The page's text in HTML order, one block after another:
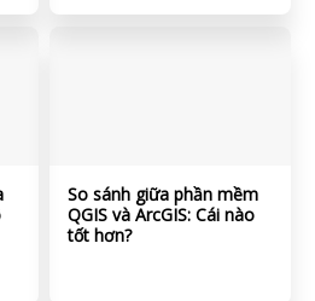
So sánh giữa phần mềm
QGIS và ArcGIS: Cái nào
tốt hơn?